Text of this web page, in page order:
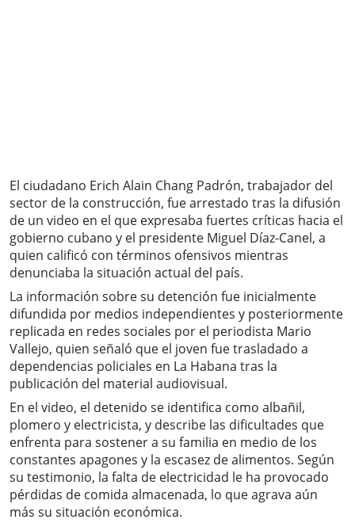
El ciudadano Erich Alain Chang Padrón, trabajador del
sector de la construcción, fue arrestado tras la difusión
de un video en el que expresaba fuertes críticas hacia el
gobierno cubano y el presidente Miguel Díaz-Canel, a
quien calificó con términos ofensivos mientras
denunciaba la situación actual del país.
La información sobre su detención fue inicialmente
difundida por medios independientes y posteriormente
replicada en redes sociales por el periodista Mario
Vallejo, quien señaló que el joven fue trasladado a
dependencias policiales en La Habana tras la
publicación del material audiovisual.
En el video, el detenido se identifica como albañil,
plomero y electricista, y describe las dificultades que
enfrenta para sostener a su familia en medio de los
constantes apagones y la escasez de alimentos. Según
su testimonio, la falta de electricidad le ha provocado
pérdidas de comida almacenada, lo que agrava aún
más su situación económica.